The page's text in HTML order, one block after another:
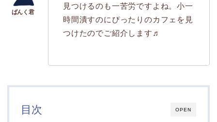
見つけるのも一苦労ですよね。小一
時間潰すのにぴったりのカフェを見
つけたのでご紹介します♬
OPEN
目次